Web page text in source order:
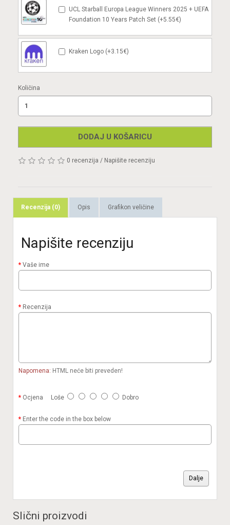
UCL Starball Europa League Winners 2025 + UEFA
Foundation 10 Years Patch Set (+5.55€)
Kraken Logo (+3.15€)
Količina
DODAJ U KOŠARICU
0 recenzija / Napišite recenziju
Recenzija (0) Opis Grafikon veličine
Napišite recenziju
Vaše ime
Recenzija
Napomena: HTML neće biti preveden!
Ocjena Loše Dobro
Enter the code in the box below
Dalje
Slični proizvodi